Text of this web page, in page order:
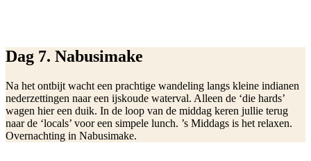
Dag 7. Nabusimake
Na het ontbijt wacht een prachtige wandeling langs kleine indianen
nederzettingen naar een ijskoude waterval. Alleen de ‘die hards’
wagen hier een duik. In de loop van de middag keren jullie terug
naar de ‘locals’ voor een simpele lunch. ’s Middags is het relaxen.
Overnachting in Nabusimake.